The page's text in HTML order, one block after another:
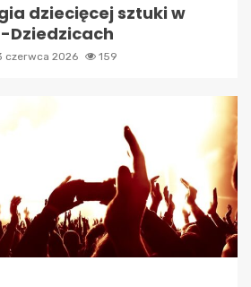
dziecięcej sztuki w
Dziedzicach
czerwca 2026 159